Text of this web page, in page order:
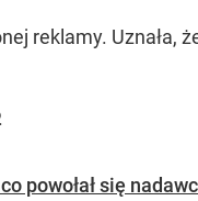
reklamy.
powołał się